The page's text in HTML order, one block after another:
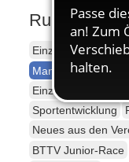
Rubriken
Einzelsport
Mannschaftssport
Einzelsport Jugend
Sportentwicklung
Neues aus den
BTTV Junior-Race